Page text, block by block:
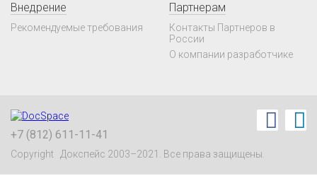
Внедрение
Рекомендуемые требования
Партнерам
Контакты Партнеров в
России
О компании разработчике
+7 (812) 611-11-41
Copyright Докспейс 2003–2021. Все права защищены.